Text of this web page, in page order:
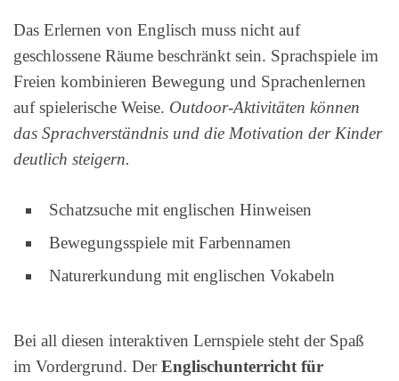
Das Erlernen von Englisch muss nicht auf
geschlossene Räume beschränkt sein. Sprachspiele im
Freien kombinieren Bewegung und Sprachenlernen
auf spielerische Weise. Outdoor-Aktivitäten können
das Sprachverständnis und die Motivation der Kinder
deutlich steigern.
Schatzsuche mit englischen Hinweisen
Bewegungsspiele mit Farbennamen
Naturerkundung mit englischen Vokabeln
Bei all diesen interaktiven Lernspiele steht der Spaß
im Vordergrund. DerEnglischunterricht für